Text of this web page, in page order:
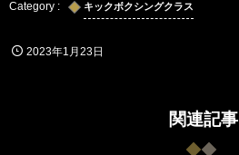
キックボクシングクラス
2023年1月23日
関連記事